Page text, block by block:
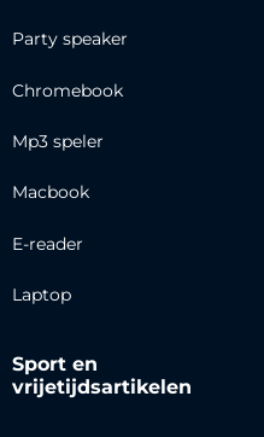
Party speaker
Chromebook
Mp3 speler
Macbook
E-reader
Laptop
Sport en
vrijetijdsartikelen